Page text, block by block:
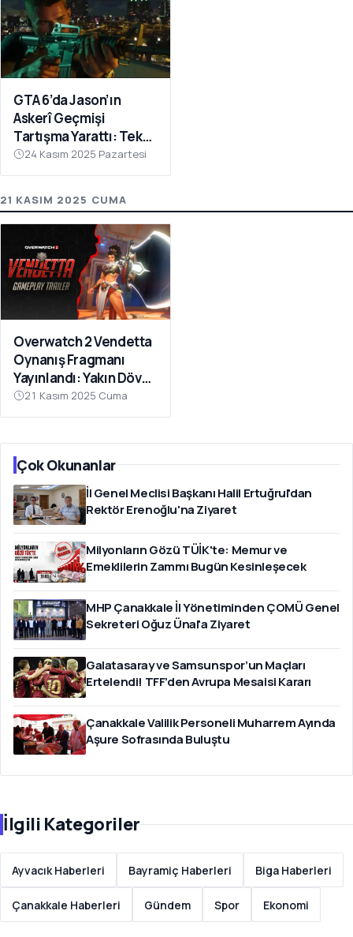
GTA 6’da Jason’ın
Askerî Geçmişi
Tartışma Yarattı: Tek
Bir Dövme Hayranları
Harekete Geçirdi
24 Kasım 2025 Pazartesi
21 KASIM 2025 CUMA
Overwatch 2 Vendetta
Oynanış Fragmanı
Yayınlandı: Yakın Dövüş
Odaklı Yeni DPS
Göründü
21 Kasım 2025 Cuma
Çok Okunanlar
İl Genel Meclisi Başkanı Halil Ertuğrul'dan
Rektör Erenoğlu'na Ziyaret
Milyonların Gözü TÜİK'te: Memur ve
Emeklilerin Zammı Bugün Kesinleşecek
MHP Çanakkale İl Yönetiminden ÇOMÜ Genel
Sekreteri Oğuz Ünal'a Ziyaret
Galatasaray ve Samsunspor’un Maçları
Ertelendi! TFF’den Avrupa Mesaisi Kararı
Çanakkale Valilik Personeli Muharrem Ayında
Aşure Sofrasında Buluştu
İlgili Kategoriler
Ayvacık Haberleri Bayramiç Haberleri Biga Haberleri
Çanakkale Haberleri Gündem Spor Ekonomi